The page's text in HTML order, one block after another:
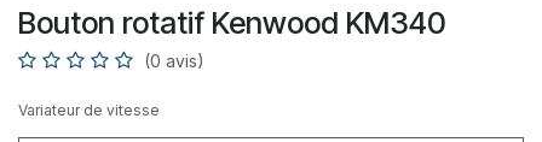
Bouton rotatif Kenwood KM340
(0 avis)
Variateur de vitesse